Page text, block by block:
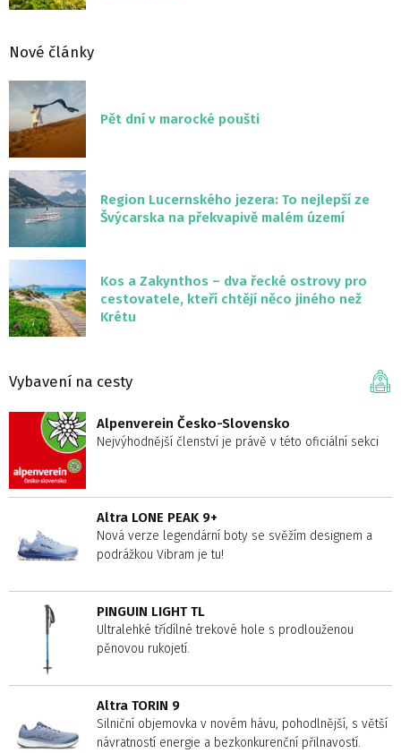
Nové články
Pět dní v marocké poušti
Region Lucernského jezera: To nejlepší ze
Švýcarska na překvapivě malém území
Kos a Zakynthos – dva řecké ostrovy pro
cestovatele, kteří chtějí něco jiného než
Krétu
Vybavení na cesty
Alpenverein Česko-Slovensko
Nejvýhodnější členství je právě v této oficiální sekci
Altra LONE PEAK 9+
Nová verze legendární boty se svěžím designem a
podrážkou Vibram je tu!
PINGUIN LIGHT TL
Ultralehké třídílné trekové hole s prodlouženou
pěnovou rukojetí.
Altra TORIN 9
Silniční objemovka v novém hávu, pohodlnější, s větší
návratností energie a bezkonkurenční přilnavostí.